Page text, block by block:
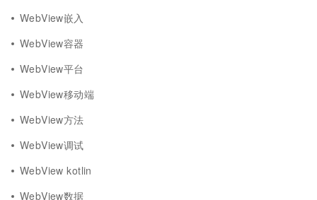
WebView嵌入
WebView容器
WebView平台
WebView移动端
WebView方法
WebView调试
WebView kotlin
WebView数据